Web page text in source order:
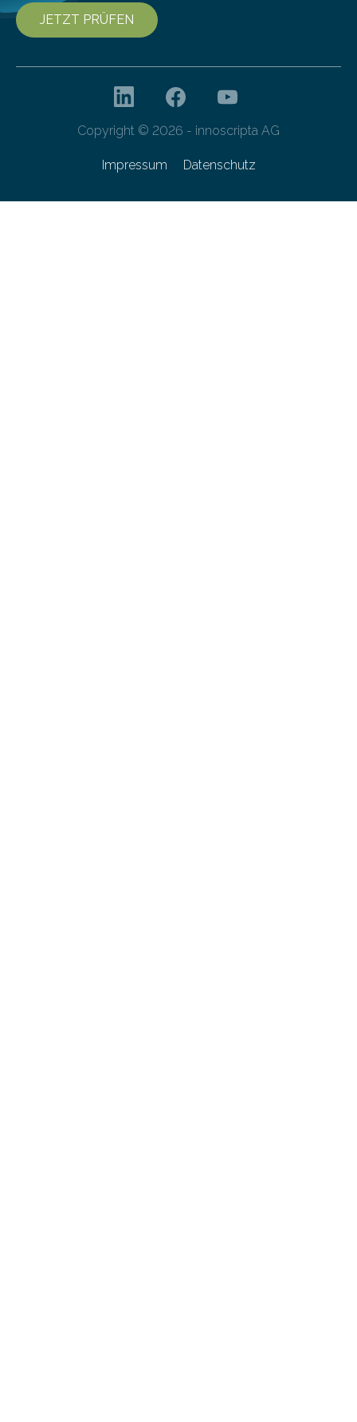
JETZT PRÜFEN
Copyright © 2026 - innoscripta AG
Impressum Datenschutz